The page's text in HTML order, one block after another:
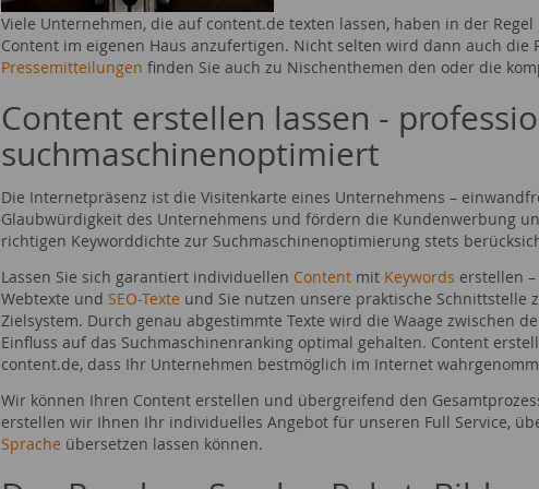
Viele Unternehmen, die auf content.de texten lassen, haben in der
Content im eigenen Haus anzufertigen. Nicht selten wird dann auch
Pressemitteilungen finden Sie auch zu Nischenthemen den oder die
Content erstellen lassen -
suchmaschinenoptimiert
Die Internetpräsenz ist die Visitenkarte eines Unternehmens –
Glaubwürdigkeit des Unternehmens und fördern die Kundenwerbung
richtigen Keyworddichte zur Suchmaschinenoptimierung stets
Lassen Sie sich garantiert individuellen Content mit Keywords erstellen
Webtexte und SEO-Texte und Sie nutzen unsere praktische
Zielsystem. Durch genau abgestimmte Texte wird die Waage zwischen
Einfluss auf das Suchmaschinenranking optimal gehalten. Content
content.de, dass Ihr Unternehmen bestmöglich im Internet
Wir können Ihren Content erstellen und übergreifend den
erstellen wir Ihnen Ihr individuelles Angebot für unseren Full Service,
Sprache übersetzen lassen können.